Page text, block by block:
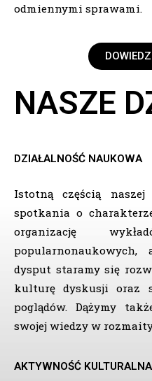
odmiennymi sprawami.
NASZE
DZIAŁALNOŚĆ NAUKOWA
Istotną częścią
spotkania o
organizację
dysput staramy się
kulturę dyskusji oraz
poglądów. Dążymy
swojej wiedzy w
AKTYWNOŚĆ KULTURALNA